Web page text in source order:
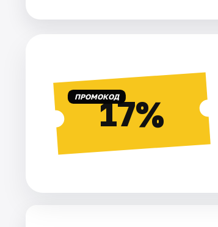
ПРОМОКОД17%